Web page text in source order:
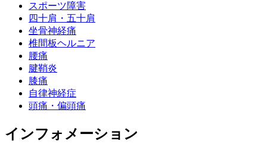
スポーツ障害
四十肩・五十肩
坐骨神経痛
椎間板ヘルニア
腰痛
腱鞘炎
膝痛
自律神経症
頭痛・偏頭痛
インフォメーション